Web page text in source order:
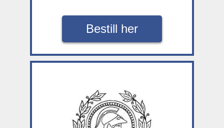
Bestill her